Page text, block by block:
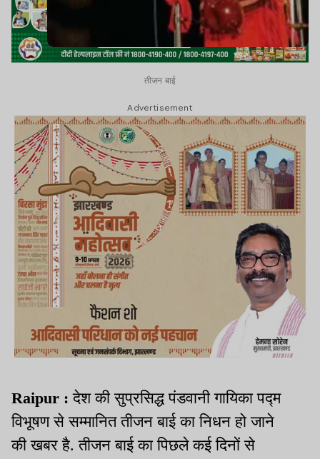
तीजन बाई
Advertisement
Raipur : देश की सुप्रसिद्ध पंडवानी गायिका पद्म
विभूषण से सम्मानित तीजन बाई का निधन हो जाने
की खबर है. तीजन बाई का पिछले कई दिनों से